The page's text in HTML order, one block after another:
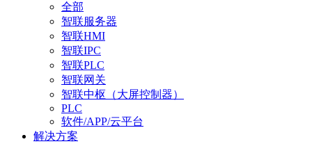
全部
智联服务器
智联HMI
智联IPC
智联PLC
智联网关
智联中枢（大屏控制器）
PLC
软件/APP/云平台
解决方案